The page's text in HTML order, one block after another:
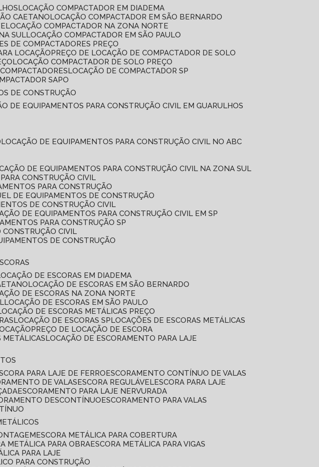
LOCAÇÃO COMPACTADOR EM DIADEMA
CAETANO LOCAÇÃO COMPACTADOR EM SÃO BERNARDO
LOCAÇÃO COMPACTADOR NA ZONA NORTE
SUL LOCAÇÃO COMPACTADOR EM SÃO PAULO
DE COMPACTADORES PREÇO
LOCAÇÃO
PREÇO DE LOCAÇÃO DE COMPACTADOR DE SOLO
LOCAÇÃO COMPACTADOR DE SOLO PREÇO
LOCAÇÃO DE COMPACTADOR SP
SAPO
DE CONSTRUÇÃO
DE EQUIPAMENTOS PARA CONSTRUÇÃO CIVIL EM GUARULHOS
LOCAÇÃO DE EQUIPAMENTOS PARA CONSTRUÇÃO CIVIL NO ABC
DE EQUIPAMENTOS PARA CONSTRUÇÃO CIVIL NA ZONA SUL
CONSTRUÇÃO CIVIL
PARA CONSTRUÇÃO
DE EQUIPAMENTOS DE CONSTRUÇÃO
DE CONSTRUÇÃO CIVIL
DE EQUIPAMENTOS PARA CONSTRUÇÃO CIVIL EM SP
PARA CONSTRUÇÃO SP
CONSTRUÇÃO CIVIL
DE CONSTRUÇÃO
LOCAÇÃO DE ESCORAS EM DIADEMA
LOCAÇÃO DE ESCORAS EM SÃO BERNARDO
DE ESCORAS NA ZONA NORTE
LOCAÇÃO DE ESCORAS EM SÃO PAULO
LOCAÇÃO DE ESCORAS METÁLICAS PREÇO
LOCAÇÃO DE ESCORAS SP LOCAÇÕES DE ESCORAS METÁLICAS
PREÇO DE LOCAÇÃO DE ESCORA
METÁLICAS LOCAÇÃO DE ESCORAMENTO PARA LAJE
PARA LAJE DE FERRO
ESCORAMENTO CONTÍNUO DE VALAS
DE VALAS ESCORA REGULÁVEL ESCORA PARA LAJE
ESCORAMENTO PARA LAJE NERVURADA
DESCONTÍNUO
ESCORAMENTO PARA VALAS
ESCORA METÁLICA PARA COBERTURA
METÁLICA PARA OBRA ESCORA METÁLICA PARA VIGAS
PARA LAJE
PARA CONSTRUÇÃO